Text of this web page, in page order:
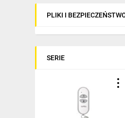
PLIKI I
SERIE